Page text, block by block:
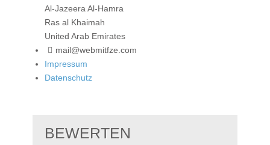
Al-Jazeera Al-Hamra
Ras al Khaimah
United Arab Emirates
mail@webmitfze.com
Impressum
Datenschutz
BEWERTEN